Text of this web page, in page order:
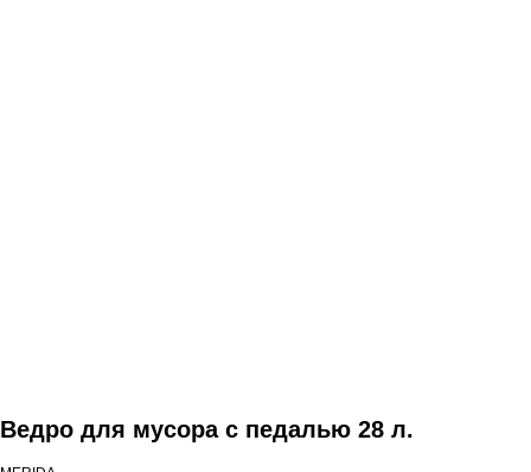
Ведро для мусора с педалью 28 л.